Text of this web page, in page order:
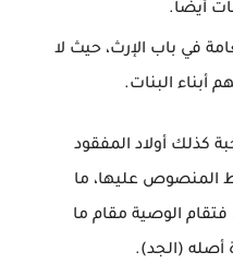
أيضًا.
في باب الإرث، حيث لا
أبناء البنات.
كذلك أولاد المفقود
المنصوص عليها، ما
فتقام الوصية مقام ما
أصله (الجد).